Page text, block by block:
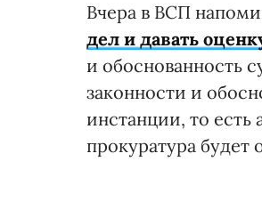
Вчера в ВСП
дел и давать
и обоснованность
законности и
инстанции, то
прокуратура будет